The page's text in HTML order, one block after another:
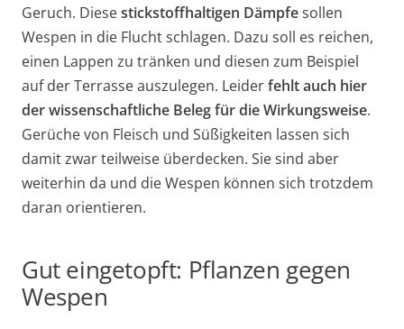
Geruch. Diesestickstoffhaltigen Dämpfesollen
Wespen in die Flucht schlagen. Dazu soll es reichen,
einen Lappen zu tränken und diesen zum Beispiel
auf der Terrasse auszulegen. Leiderfehlt auch hier
der wissenschaftliche Beleg für die Wirkungsweise.
Gerüche von Fleisch und Süßigkeiten lassen sich
damit zwar teilweise überdecken. Sie sind aber
weiterhin da und die Wespen können sich trotzdem
daran orientieren.
Gut eingetopft: Pflanzen gegen
Wespen